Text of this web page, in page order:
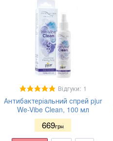
Відгуки: 1
Антибактеріальний спрей pjur
We-Vibe Clean, 100 мл
669грн